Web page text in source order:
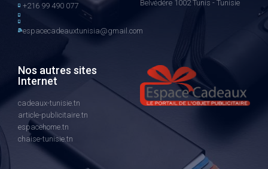
+216 99 490 077
espacecadeauxtunisia@gmail.com
Belvédére 1002 Tunis - Tunisie
Nos autres sites
Internet
cadeaux-tunisie.tn
article-publicitaire.tn
espacehome.tn
chaise-tunisie.tn